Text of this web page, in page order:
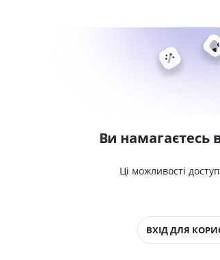
Ви намагаєтесь
Ці можливості
ВХІД ДЛЯ